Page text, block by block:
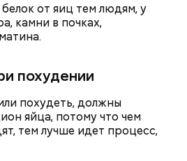
от яиц тем людям, у
камни в почках,
похудении
похудеть, должны
яйца, потому что чем
тем лучше идет процесс,
людям:
диетолога
как правильно есть эту ягоду